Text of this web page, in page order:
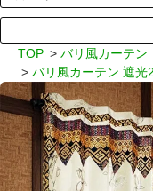
TOP > バリ風カーテン
> バリ風カーテン 遮光